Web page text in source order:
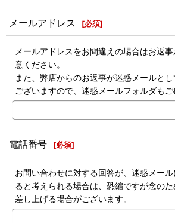
メールアドレス [必須]
メールアドレスをお間違えの場合はお返
意ください。
また、弊店からのお返事が迷惑メールと
ございますので、迷惑メールフォルダもご
電話番号 [必須]
お問い合わせに対する回答が、迷惑メー
ると考えられる場合は、恐縮ですが念の
差し上げる場合がございます。